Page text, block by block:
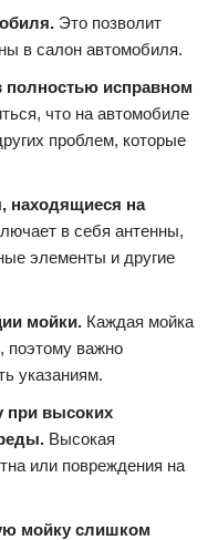
Это позволит
в салон автомобиля.
полностью исправном
что на автомобиле
проблем, которые
находящиеся на
в себя антенны,
элементы и другие
мойки. Каждая мойка
поэтому важно
указаниям.
при высоких
Высокая
или повреждения на
мойку слишком